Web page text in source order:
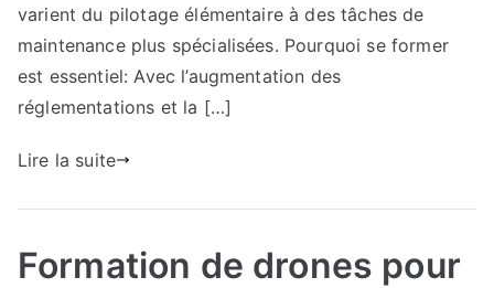
d’une
formation
varient du pilotage élémentaire à des tâches de
maintenance plus spécialisées. Pourquoi se former
est essentiel: Avec l’augmentation des
réglementations et la […]
Lire la suite
Formation de drones pour